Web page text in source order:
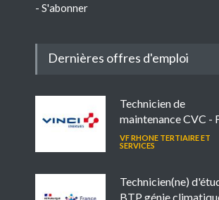
- S'abonner
Dernières offres d'emploi
Technicien de
maintenance CVC -
VF RHONE TERTIAIRE ET
SERVICES
Technicien(ne)
BTP génie